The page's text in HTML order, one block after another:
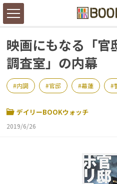
映画にもなる「官
調査室」の内幕
内調 官邸 幕蓮
デイリーBOOKウォッチ
2019/6/26